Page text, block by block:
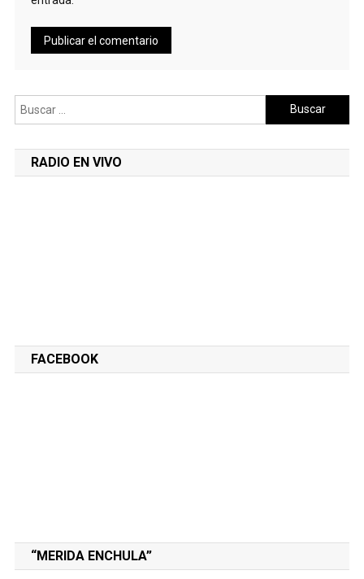
Buscar:
RADIO EN VIVO
FACEBOOK
“MERIDA ENCHULA”